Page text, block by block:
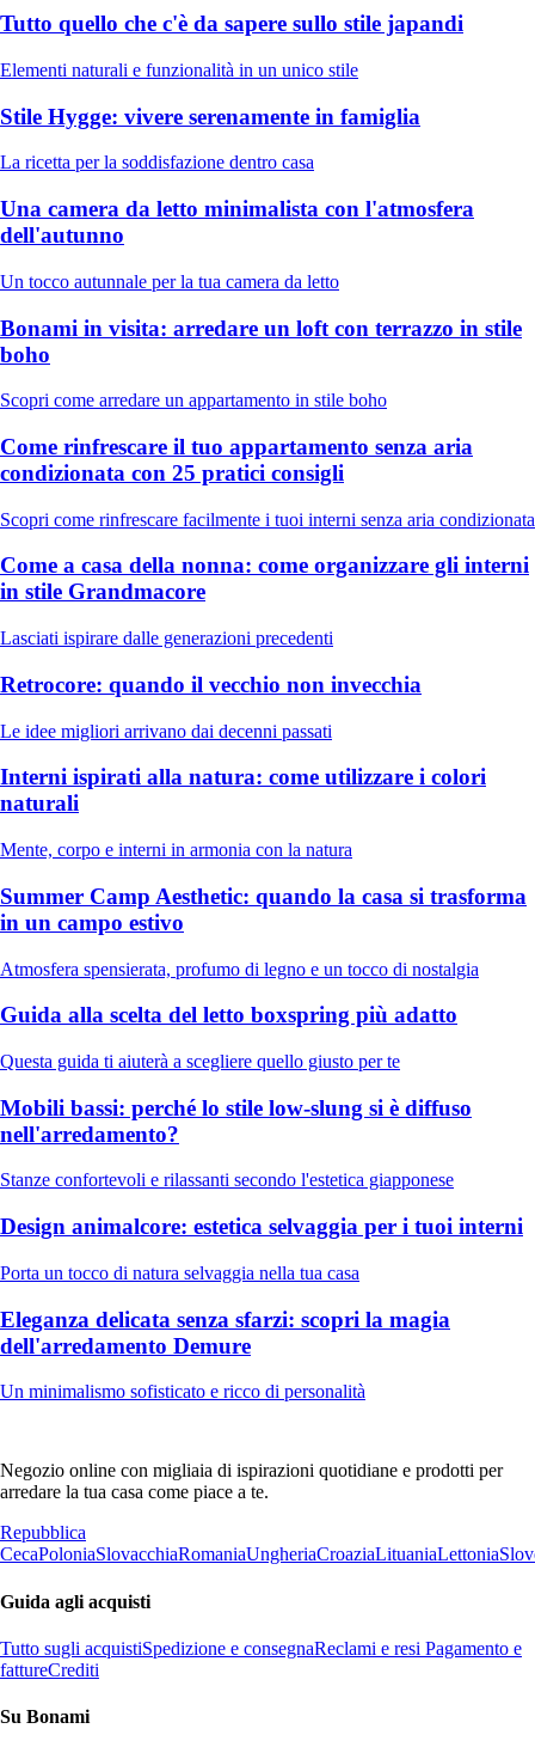
Tutto quello che c'è da sapere sullo stile japandi
Elementi naturali e funzionalità in un unico stile
Stile Hygge: vivere serenamente in famiglia
La ricetta per la soddisfazione dentro casa
Una camera da letto minimalista con l'atmosfera
dell'autunno
Un tocco autunnale per la tua camera da letto
Bonami in visita: arredare un loft con terrazzo in stile
boho
Scopri come arredare un appartamento in stile boho
Come rinfrescare il tuo appartamento senza aria
condizionata con 25 pratici consigli
Scopri come rinfrescare facilmente i tuoi interni senza aria condizionata
Come a casa della nonna: come organizzare gli interni
in stile Grandmacore
Lasciati ispirare dalle generazioni precedenti
Retrocore: quando il vecchio non invecchia
Le idee migliori arrivano dai decenni passati
Interni ispirati alla natura: come utilizzare i colori
naturali
Mente, corpo e interni in armonia con la natura
Summer Camp Aesthetic: quando la casa si trasforma
in un campo estivo
Atmosfera spensierata, profumo di legno e un tocco di nostalgia
Guida alla scelta del letto boxspring più adatto
Questa guida ti aiuterà a scegliere quello giusto per te
Mobili bassi: perché lo stile low-slung si è diffuso
nell'arredamento?
Stanze confortevoli e rilassanti secondo l'estetica giapponese
Design animalcore: estetica selvaggia per i tuoi interni
Porta un tocco di natura selvaggia nella tua casa
Eleganza delicata senza sfarzi: scopri la magia
dell'arredamento Demure
Un minimalismo sofisticato e ricco di personalità
Negozio online con migliaia di ispirazioni quotidiane e prodotti per
arredare la tua casa come piace a te.
Repubblica
CecaPoloniaSlovacchiaRomaniaUngheriaCroaziaLituaniaLettonia
Guida agli acquisti
Tutto sugli acquistiSpedizione e consegnaReclami e resi Pagamento e
fattureCrediti
Su Bonami